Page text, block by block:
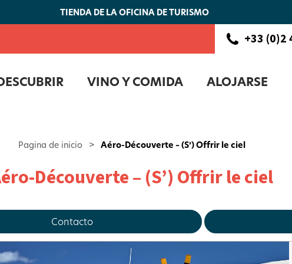
TIENDA DE LA OFICINA DE TURISMO
+33 (0)2
VINO Y COMIDA ALOJARSE
Pagina de inicio > Aéro-Découverte – (S’) Offrir le ciel
Découverte – (S’) Offrir le ciel
Contacto